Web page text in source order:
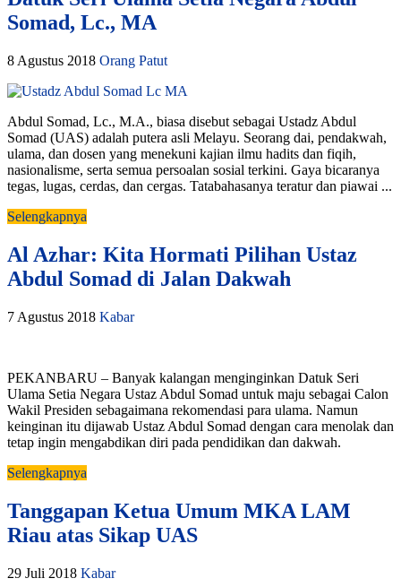
Somad, Lc., MA
8 Agustus 2018 Orang Patut
Abdul Somad, Lc., M.A., biasa disebut sebagai Ustadz Abdul
Somad (UAS) adalah putera asli Melayu. Seorang dai, pendakwah,
ulama, dan dosen yang menekuni kajian ilmu hadits dan fiqih,
nasionalisme, serta semua persoalan sosial terkini. Gaya bicaranya
tegas, lugas, cerdas, dan cergas. Tatabahasanya teratur dan piawai ...
Selengkapnya
Al Azhar: Kita Hormati Pilihan Ustaz
Abdul Somad di Jalan Dakwah
7 Agustus 2018 Kabar
PEKANBARU – Banyak kalangan menginginkan Datuk Seri
Ulama Setia Negara Ustaz Abdul Somad untuk maju sebagai Calon
Wakil Presiden sebagaimana rekomendasi para ulama. Namun
keinginan itu dijawab Ustaz Abdul Somad dengan cara menolak dan
tetap ingin mengabdikan diri pada pendidikan dan dakwah.
Selengkapnya
Tanggapan Ketua Umum MKA LAM
Riau atas Sikap UAS
29 Juli 2018 Kabar